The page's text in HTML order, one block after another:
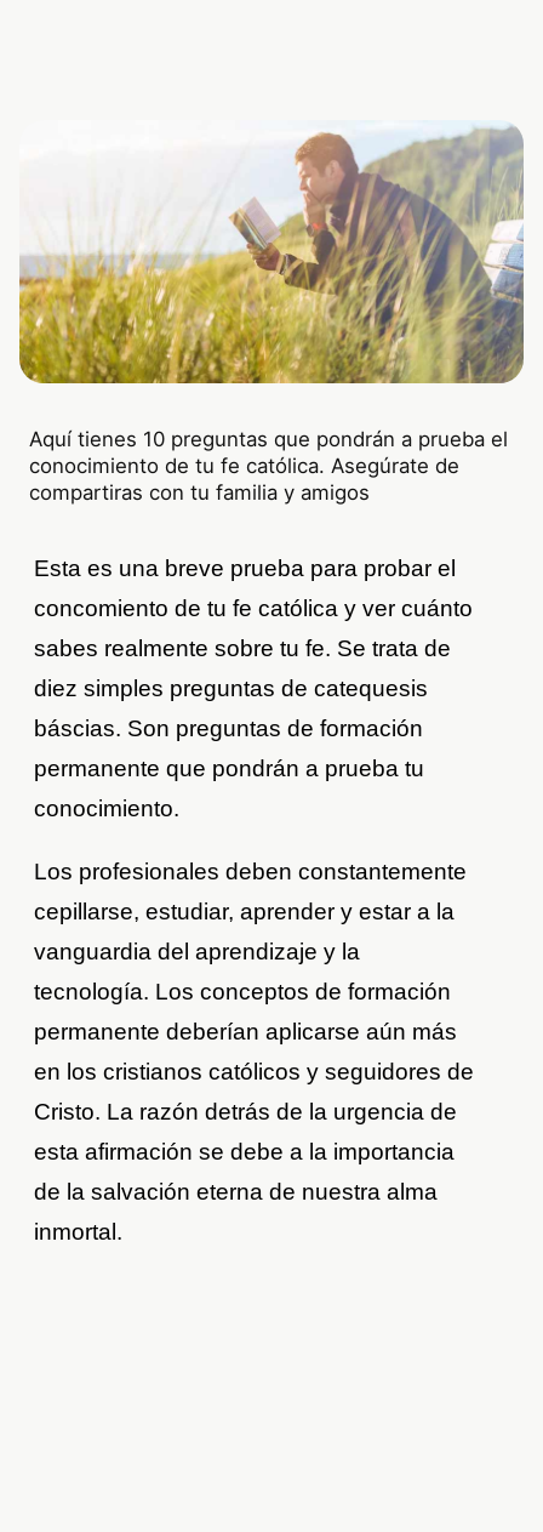
Aquí tienes 10 preguntas que pondrán a prueba el
conocimiento de tu fe católica. Asegúrate de
compartiras con tu familia y amigos
Esta es una breve prueba para probar el
concomiento de tu fe católica y ver cuánto
sabes realmente sobre tu fe. Se trata de
diez simples preguntas de catequesis
báscias. Son preguntas de formación
permanente que pondrán a prueba tu
conocimiento.
Los profesionales deben constantemente
cepillarse, estudiar, aprender y estar a la
vanguardia del aprendizaje y la
tecnología. Los conceptos de formación
permanente deberían aplicarse aún más
en los cristianos católicos y seguidores de
Cristo. La razón detrás de la urgencia de
esta afirmación se debe a la importancia
de la salvación eterna de nuestra alma
inmortal.